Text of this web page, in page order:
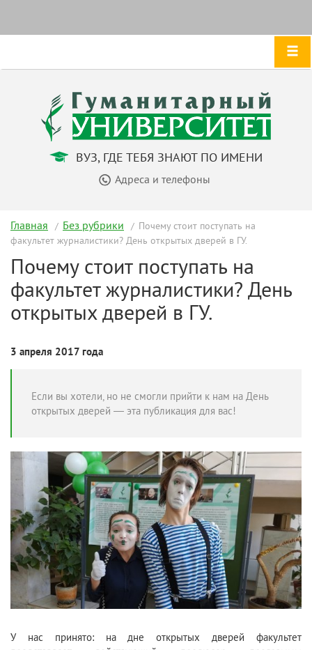
ВУЗ, ГДЕ ТЕБЯ ЗНАЮТ ПО ИМЕНИ
Адреса и телефоны
Главная Без рубрики
Почему стоит поступать на
факультет журналистики? День открытых дверей в ГУ.
Почему стоит поступать на
факультет журналистики? День
открытых дверей в ГУ.
3 апреля 2017 года
Если вы хотели, но не смогли прийти к нам на День
открытых дверей — эта публикация для вас!
У нас принято: на дне открытых дверей факультет